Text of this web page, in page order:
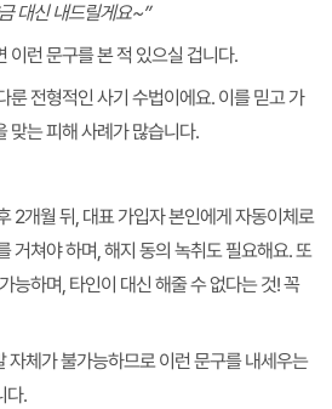
대신 내드릴게요~”
이런 문구를 본 적 있으실 겁니다.
룬 전형적인 사기 수법이에요. 이를 믿고 가
맞는 피해 사례가 많습니다.
2개월 뒤, 대표 가입자 본인에게 자동이체로
거쳐야 하며, 해지 동의 녹취도 필요해요. 또
능하며, 타인이 대신 해줄 수 없다는 것! 꼭
자체가 불가능하므로 이런 문구를 내세우는
다.